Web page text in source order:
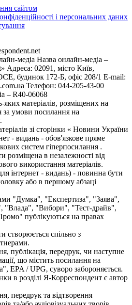
сайтом
і персональних даних
медіа Назва онлайн-медіа –
Адреса: 02091, місто Київ,
будинок 172-Б, офіс 208/1 E-mail:
Телефон: 044-205-43-00
– R40-06068
матеріалів, розміщених на
за умови посилання на
зі сторінки « Новини України
- видань - обов'язкове пряме
систем гіперпосилання .
розміщена в незалежності від
використання матеріалів.
інтернет - видань) - повинна бути
або в першому абзаці
"Думка", "Експертиза", "Заява",
"Влада", "Вибори", "Тест-драйв",
публікуються на правах
створюється спільно з
публікація, передрук, чи наступне
що містить посилання на
EPA / UPG, суворо забороняється.
в розділі Я-Корреспондент є автор
передрук та відтворення